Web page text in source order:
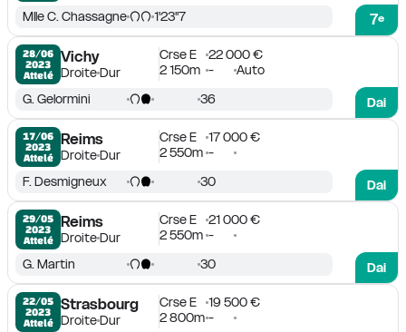
7e
Mlle C. Chassagne 1'23''7
28/06
2023
Attelé
Vichy
DroiteDur
Crse E
22 000 €
2 150m -
Auto
Dai
G. Gelormini 36
17/06
2023
Attelé
Reims
DroiteDur
Crse E
17 000 €
2 550m -
Dai
F. Desmigneux 30
29/05
2023
Attelé
Reims
DroiteDur
Crse E
21 000 €
2 550m -
Dai
G. Martin 30
22/05
2023
Attelé
Strasbourg
DroiteDur
Crse E
19 500 €
2 800m -